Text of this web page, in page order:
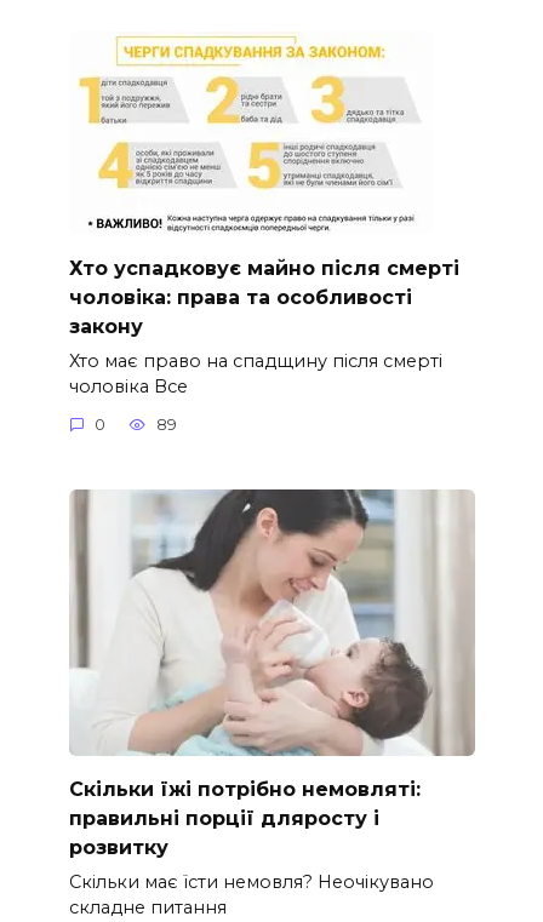
Хто успадковує майно після смерті
чоловіка: права та особливості
закону
Хто має право на спадщину після смерті
чоловіка Все
0 89
Скільки їжі потрібно немовляті:
правильні порції дляросту і
розвитку
Скільки має їсти немовля? Неочікувано
складне питання